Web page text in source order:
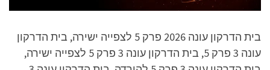
בית הדרקון עונה 2026 פרק 5 לצפייה ישירה, בית הדרקון
עונה 3 פרק 5, בית הדרקון עונה 3 פרק 5 לצפייה ישירה,